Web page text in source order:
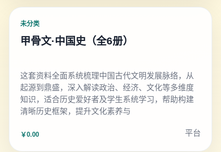
未分类
甲骨文·中国史（全6册）
这套资料全面系统梳理中国古代文明发展脉络，从
起源到鼎盛，深入解读政治、经济、文化等多维度
知识，适合历史爱好者及学生系统学习，帮助构建
清晰历史框架，提升文化素养与
￥0.00 平台